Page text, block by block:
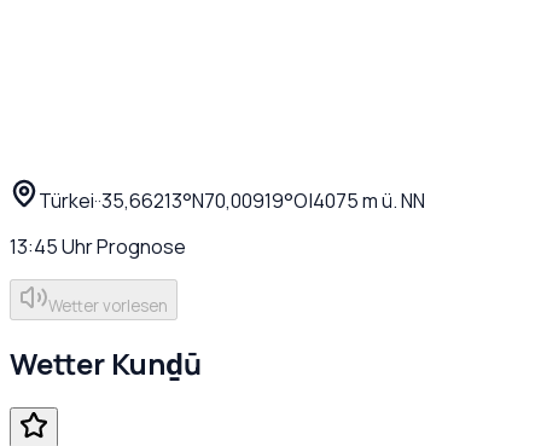
Türkei··35,66213°N70,00919°O|4075m ü. NN
13:45UhrPrognose
Wetter vorlesen
Wetter Kunḏū